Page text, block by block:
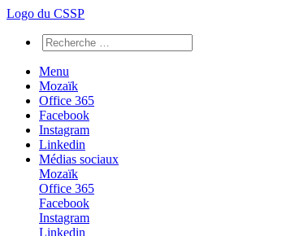
Logo du CSSP
Menu
Mozaïk
Office 365
Facebook
Instagram
Linkedin
Médias sociaux
Mozaïk
Office 365
Facebook
Instagram
Linkedin